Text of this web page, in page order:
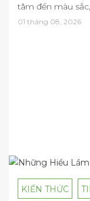
tâm đến màu
01 tháng 08, 2026
KIẾN THỨC